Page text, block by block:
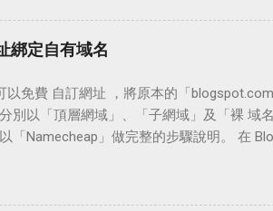
LINE APP 中的「允許自其他裝置登入」
QRcode，在掃描過後即可完成登入的動作
置下載連結「 http://line.me/zh-hant/
zh-hant/
」頁面點擊【我的帳號】，接著勾選【允許
選擇【行動條碼】。 這一步我們選取【行
APP 並點選【使用行動條碼登入】。 接著
緊接著系統 APP 會詢問是否要登入，這裡
綁定自有域名
以免費 自訂網址 ，將原本的「
別以「頂層網域」、「子網域」及「裸 域
「Namecheap」做完整的步驟說明。 在
外，建議也可挑選俱備「兩步驟驗證」登入
」 設置流程 主網域 www 設定 (